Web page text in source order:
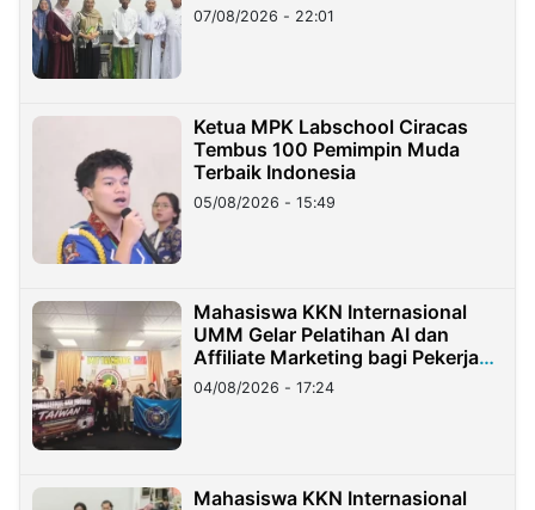
07/08/2026 - 22:01
Ketua MPK Labschool Ciracas
Tembus 100 Pemimpin Muda
Terbaik Indonesia
05/08/2026 - 15:49
Mahasiswa KKN Internasional
UMM Gelar Pelatihan AI dan
Affiliate Marketing bagi Pekerja
Migran Indonesia di Taiwan
04/08/2026 - 17:24
Mahasiswa KKN Internasional